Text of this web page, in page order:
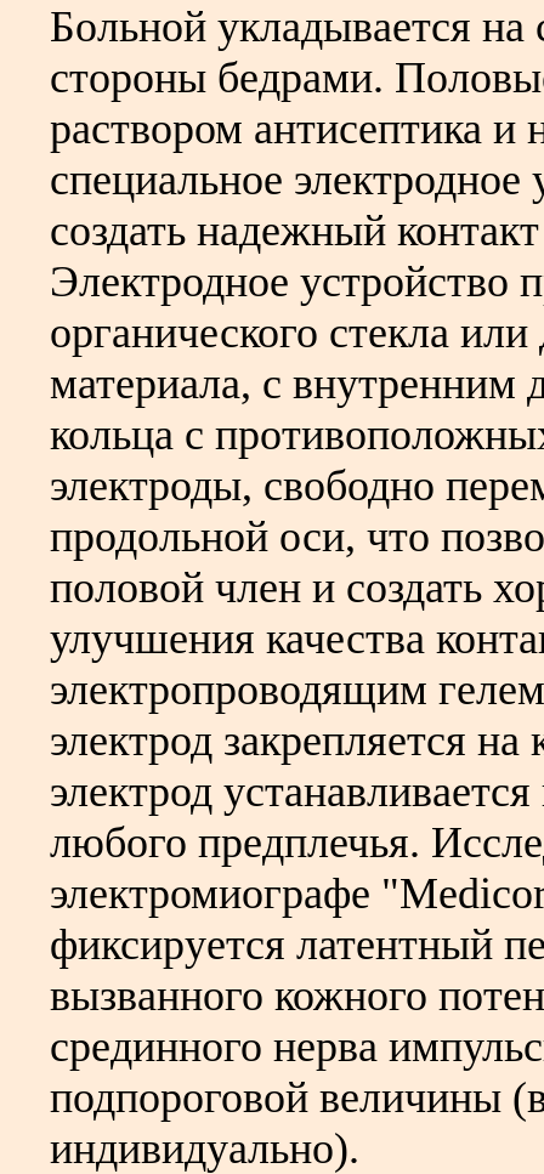
Больной укладывается
стороны бедрами.
раствором антисептика и
специальное
создать надежный
Электродное устройство
органического стекла
материала, с
кольца с
электроды, свободно
продольной оси, что
половой член и создать
улучшения качества
электропроводящим
электрод закрепляется
электрод
любого предплечья.
электромиографе
фиксируется латентный
вызванного кожного
срединного нерва
подпороговой величины
индивидуально).